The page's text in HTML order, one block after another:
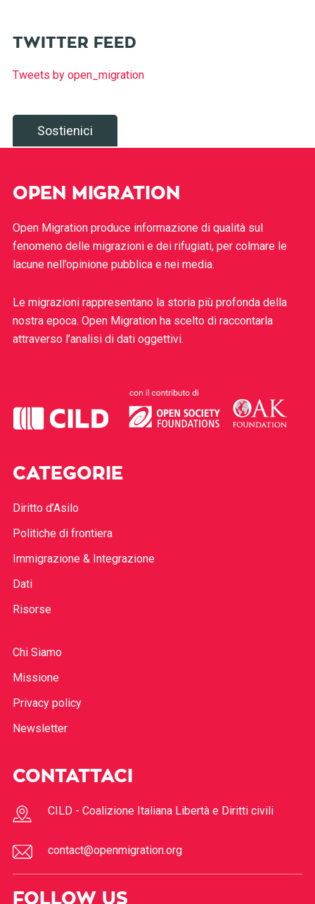
TWITTER FEED
Tweets by open_migration
Sostienici
OPEN MIGRATION
Open Migration produce informazione di qualità sul
fenomeno delle migrazioni e dei rifugiati, per colmare le
lacune nell’opinione pubblica e nei media.
Le migrazioni rappresentano la storia più profonda della
nostra epoca. Open Migration ha scelto di raccontarla
attraverso l’analisi di dati oggettivi.
CATEGORIE
Diritto d’Asilo
Politiche di frontiera
Immigrazione & Integrazione
Dati
Risorse
Chi Siamo
Missione
Privacy policy
Newsletter
CONTATTACI
CILD - Coalizione Italiana Libertà e Diritti civili
contact@openmigration.org
FOLLOW US